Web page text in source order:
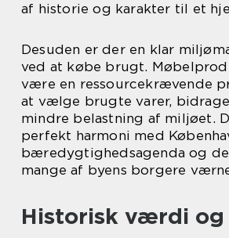
af historie og karakter til et
Desuden er der en klar
ved at købe brugt.
være en ressourcekrævende
at vælge brugte varer,
mindre belastning af miljøet.
perfekt harmoni med
bæredygtighedsagenda og
mange af byens borgere
Historisk værdi og